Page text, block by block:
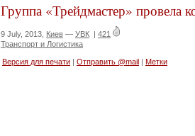
Группа «Трейдмастер» провела
9 July, 2013, Киев — УВК | 421
Транспорт и Логистика
Версия для печати Отправить @mail Метки